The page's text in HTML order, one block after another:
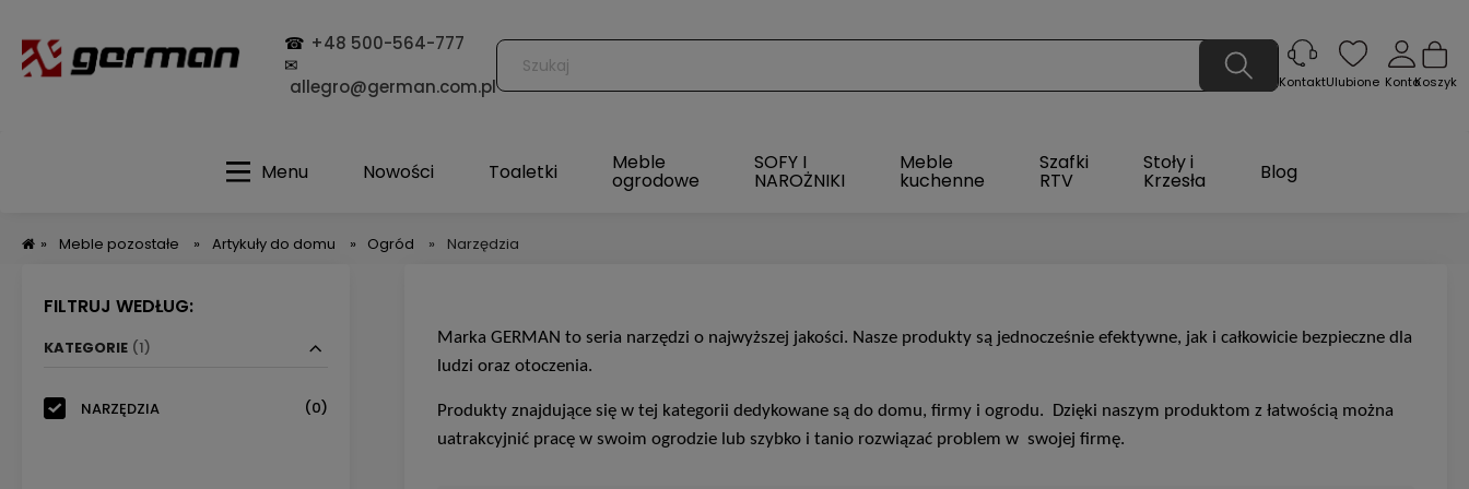
☎ +48 500-564-777
✉
allegro@german.com.pl
Koszyk
Konto
Ulubione
Kontakt
Menu Nowości Toaletki Meble
ogrodowe
SOFY I
NAROŻNIKI
Meble
kuchenne
Szafki
RTV
Stoły i
Krzesła Blog
» Meble pozostałe » Artykuły do domu » Ogród » Narzędzia
FILTRUJ WEDŁUG:
KATEGORIE (1)
NARZĘDZIA (0)
Marka GERMAN to seria narzędzi o najwyższej jakości. Nasze produkty są jednocześnie efektywne, jak i całkowicie bezpieczne dla
ludzi oraz otoczenia.
Produkty znajdujące się w tej kategorii dedykowane są do domu, firmy i ogrodu.
Dzięki naszym produktom z łatwością można
uatrakcyjnić pracę w swoim ogrodzie lub szybko i tanio rozwiązać problem w swojej firmę.